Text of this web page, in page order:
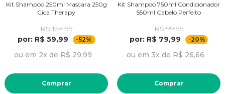
Kit Shampoo 250ml Mascara 250g
Cica Therapy
R$ 124,99
por: R$ 59,99
-52%
ou em 2x de R$ 29,99
Comprar
Kit Shampoo 750ml Condicionador
550ml Cabelo Perfeito
R$ 99,99
por: R$ 79,99
-20%
ou em 3x de R$ 26,66
Comprar